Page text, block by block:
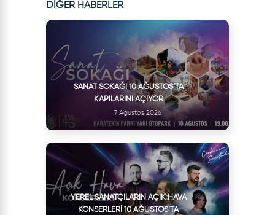
DİĞER HABERLER
SANAT SOKAĞI 10 AĞUSTOS’TA
KAPILARINI AÇIYOR
7 Ağustos 2026
YEREL SANATÇILARIN AÇIK HAVA
KONSERLERI 10 AĞUSTOS’TA